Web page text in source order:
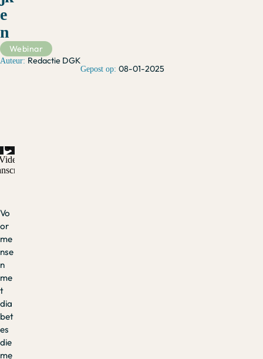
e
n
Redactie DGK
08-01-2025
Webinar
Vo
or
me
nse
n
me
t
dia
bet
es
die
me